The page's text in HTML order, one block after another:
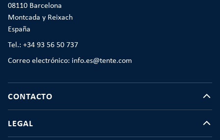
08110 Barcelona
Montcada y Reixach
España
Tel.: +34 93 56 50 737
Correo electrónico: info.es@tente.com
CONTACTO
LEGAL